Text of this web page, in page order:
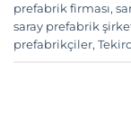
prefabrik firması,
saray prefabrik
prefabrikçiler,